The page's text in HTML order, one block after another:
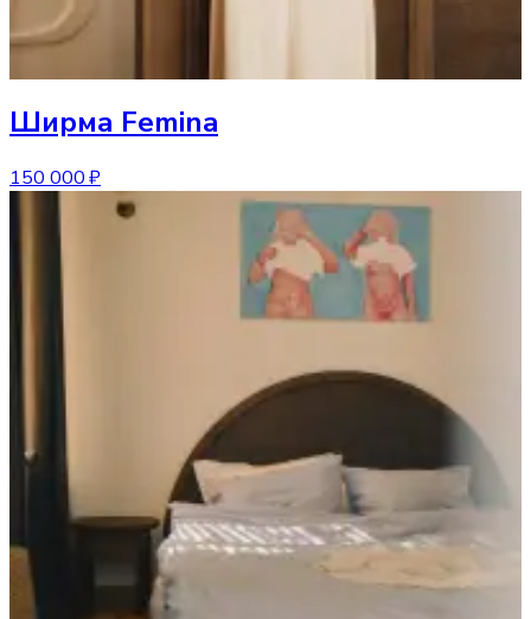
Ширма Femina
150 000 ₽